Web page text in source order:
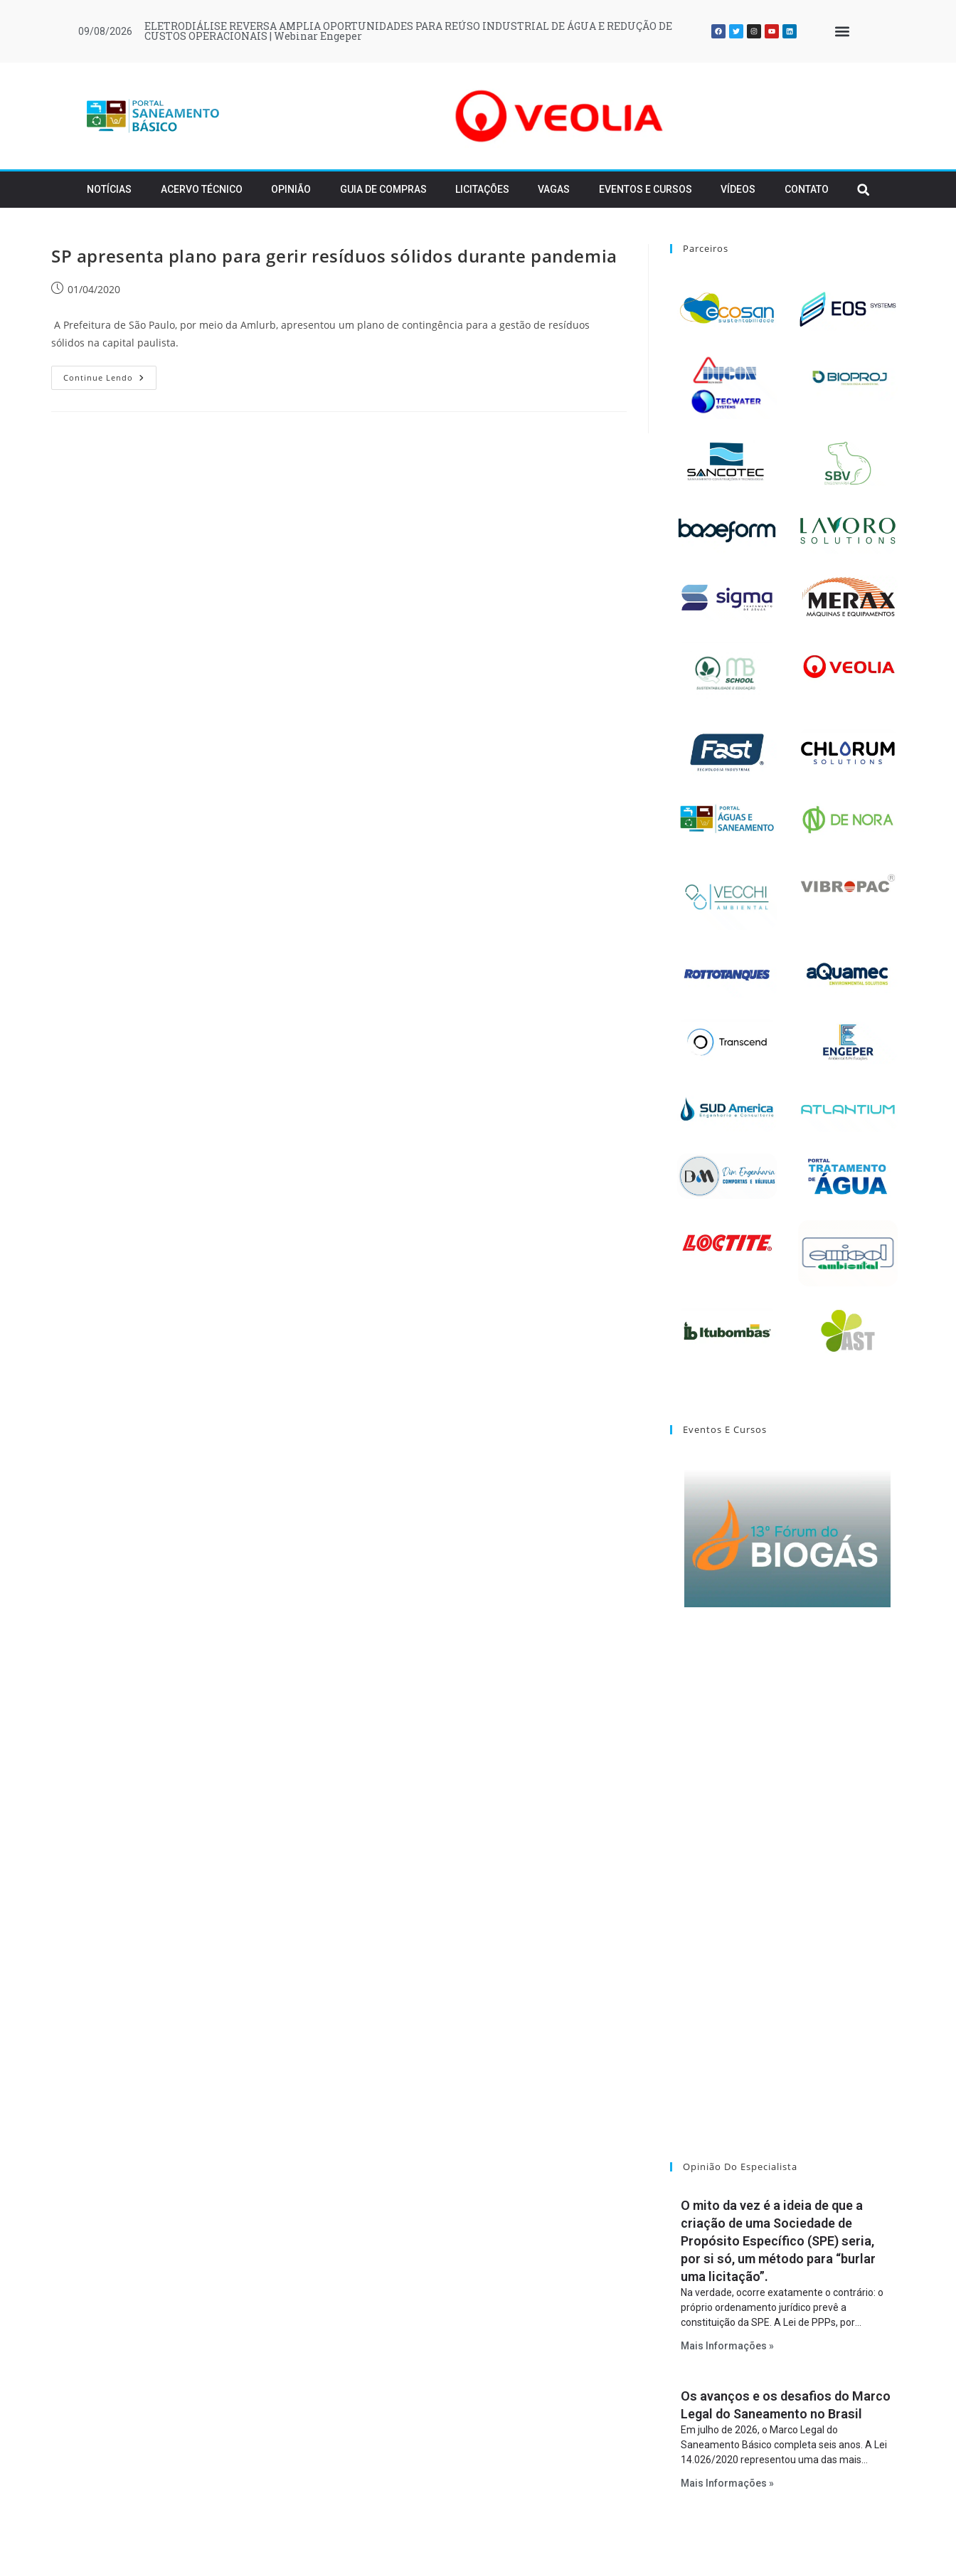
09/08/2026 ELETRODIÁLISE REVERSA AMPLIA OPORTUNIDADES PARA REÚSO INDUSTRIAL DE ÁGUA E REDUÇÃO DE
CUSTOS OPERACIONAIS | Webinar Engeper
NOTÍCIAS ACERVO TÉCNICO OPINIÃO GUIA DE COMPRAS LICITAÇÕES VAGAS EVENTOS E CURSOS VÍDEOS CONTATO
SP apresenta plano para gerir resíduos sólidos durante pandemia
01/04/2020
A Prefeitura de São Paulo, por meio da Amlurb, apresentou um plano de contingência para a gestão de resíduos
sólidos na capital paulista.
Continue Lendo
Parceiros
Eventos E Cursos
Opinião Do Especialista
O mito da vez é a ideia de que a
criação de uma Sociedade de
Propósito Específico (SPE) seria,
por si só, um método para “burlar
uma licitação”.
Na verdade, ocorre exatamente o contrário: o
próprio ordenamento jurídico prevê a
constituição da SPE. A Lei de PPPs, por
constitua uma SPE para implantar e gerir o
Lei de Concessões, a figura é facultativa e
sujeita a uma escolha racional de projeto a
projeto.
Mais Informações »
Os avanços e os desafios do Marco
Legal do Saneamento no Brasil
Em julho de 2026, o Marco Legal do
Saneamento Básico completa seis anos. A Lei
14.026/2020 representou uma das mais
estabelecer metas claras para a
Mais Informações »